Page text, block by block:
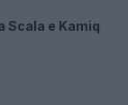
Scala e Kamiq